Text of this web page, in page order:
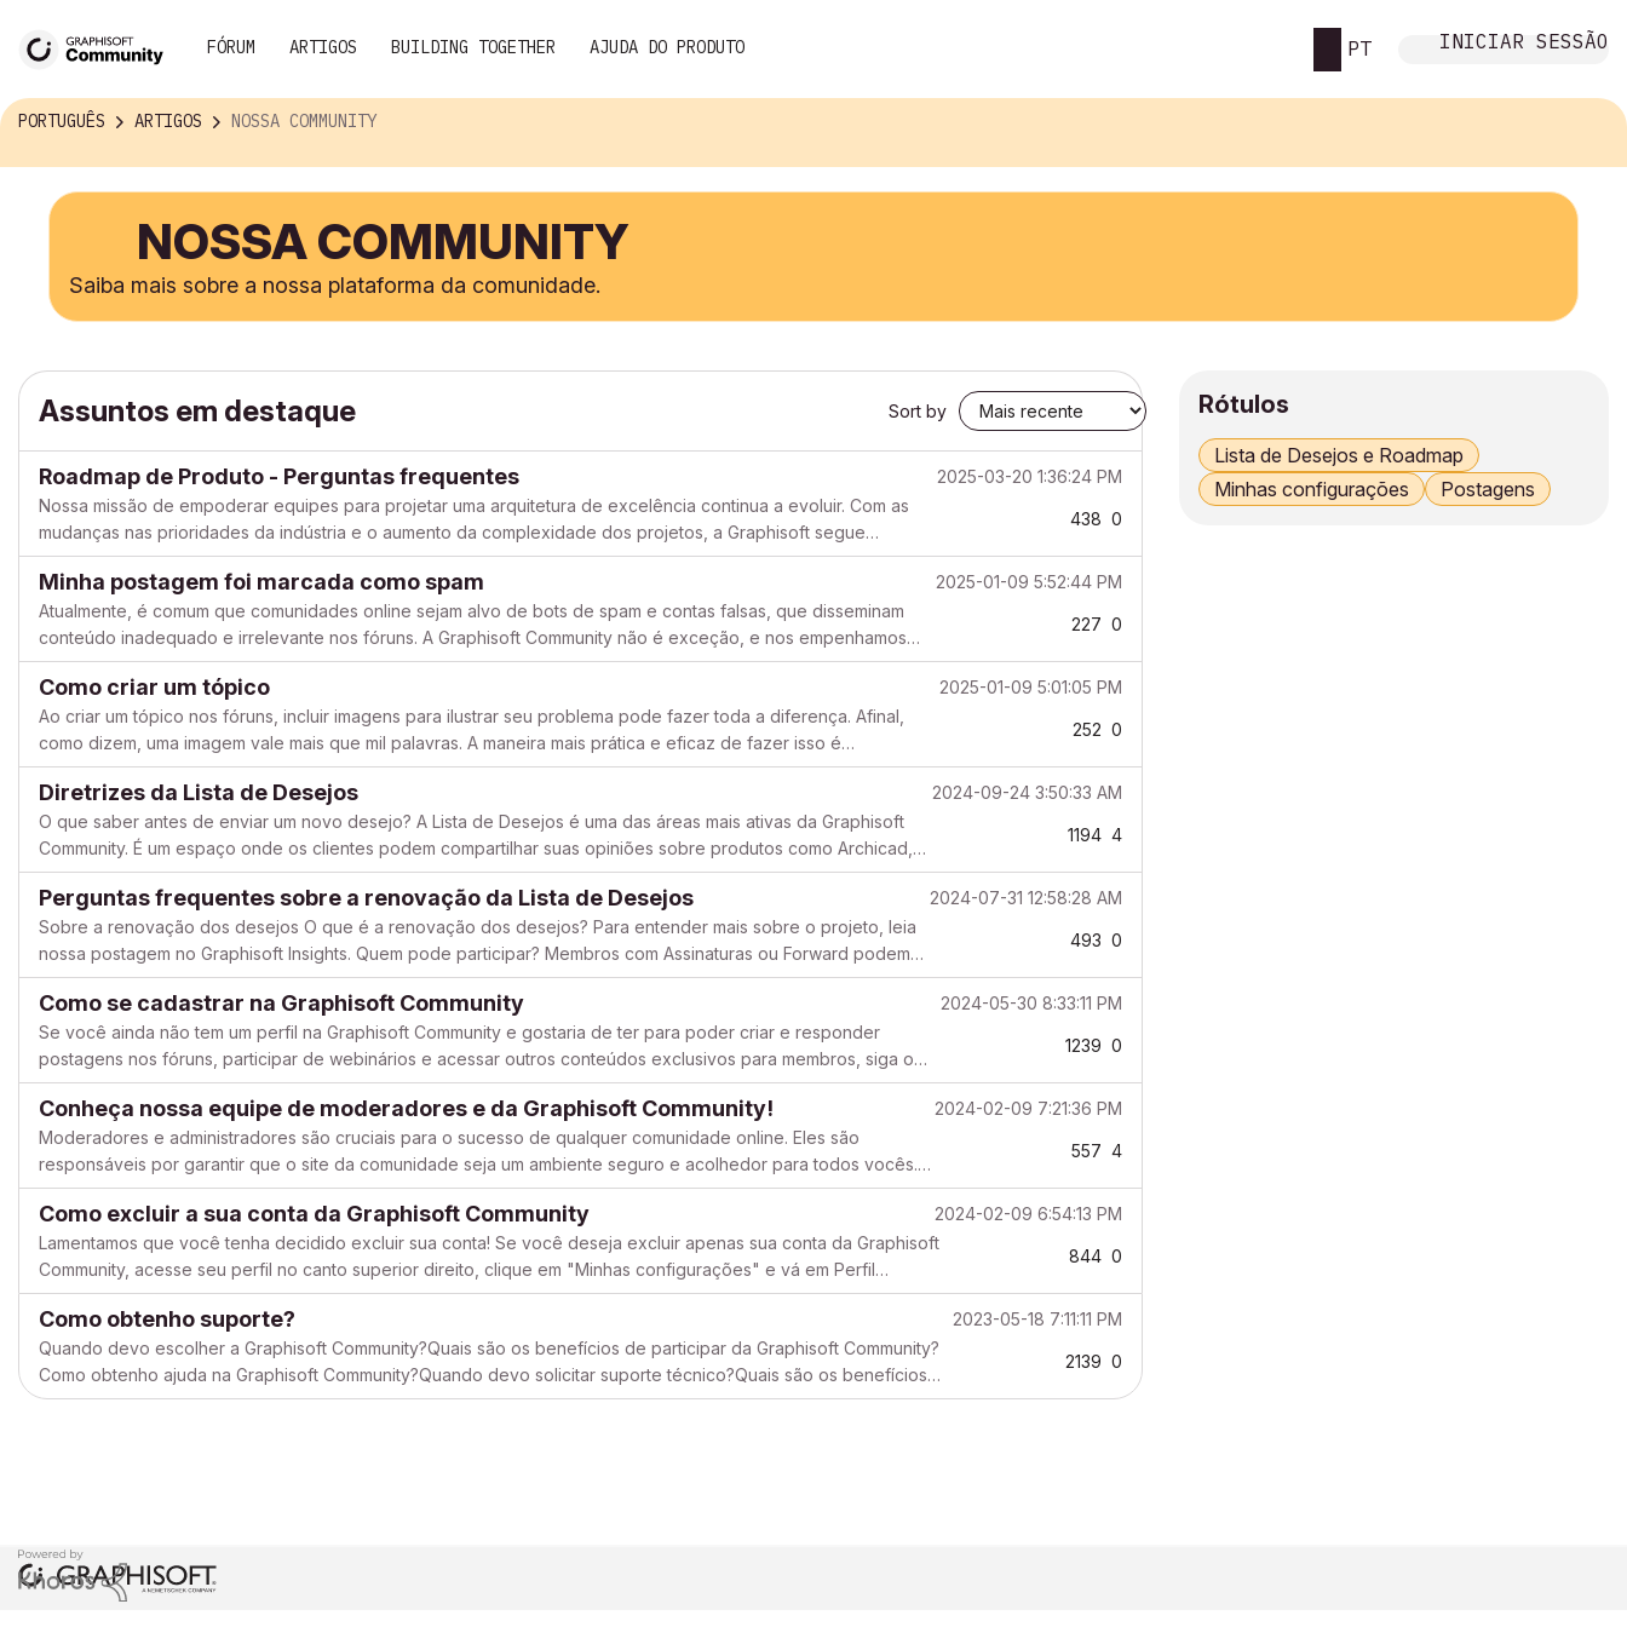
FÓRUM ARTIGOS BUILDING TOGETHER AJUDA DO PRODUTO PT INICIAR SESSÃO
PORTUGUÊS ARTIGOS NOSSA COMMUNITY
NOSSA COMMUNITY
Saiba mais sobre a nossa plataforma da comunidade.
Assuntos em destaque Sort by
Roadmap de Produto - Perguntas frequentes
2025-03-20 1:36:24 PM
Nossa missão de empoderar equipes para projetar uma arquitetura de excelência continua a evoluir. Com as
mudanças nas prioridades da indústria e o aumento da complexidade dos projetos, a Graphisoft segue
inovando para atender às suas necessidades em constante crescimento, ma...
438 0
Minha postagem foi marcada como spam
2025-01-09 5:52:44 PM
Atualmente, é comum que comunidades online sejam alvo de bots de spam e contas falsas, que disseminam
conteúdo inadequado e irrelevante nos fóruns. A Graphisoft Community não é exceção, e nos empenhamos
diariamente para evitar que essas ações indesejadas aconteçam em nosso f...
227 0
Como criar um tópico
2025-01-09 5:01:05 PM
Ao criar um tópico nos fóruns, incluir imagens para ilustrar seu problema pode fazer toda a diferença. Afinal,
como dizem, uma imagem vale mais que mil palavras. A maneira mais prática e eficaz de fazer isso é
simplesmente arrastar e soltar diretamente na janela de texto. Is...
252 0
Diretrizes da Lista de Desejos
2024-09-24 3:50:33 AM
O que saber antes de enviar um novo desejo? A Lista de Desejos é uma das áreas mais ativas da Graphisoft
Community. É um espaço onde os clientes podem compartilhar suas opiniões sobre produtos como Archicad,
BIMcloud, BIMx ou DDScad, enviando ideias que podem melhorar a expe...
1194 4
Perguntas frequentes sobre a renovação da Lista de Desejos
2024-07-31 12:58:28 AM
Sobre a renovação dos desejos O que é a renovação dos desejos? Para entender mais sobre o projeto, leia
nossa postagem no Graphisoft Insights. Quem pode participar? Membros com Assinaturas ou Forward podem
votar em todos os desejos existentes ou adicionar novos desejos à Com...
493 0
Como se cadastrar na Graphisoft Community
2024-05-30 8:33:11 PM
Se você ainda não tem um perfil na Graphisoft Community e gostaria de ter para poder criar e responder
postagens nos fóruns, participar de webinários e acessar outros conteúdos exclusivos para membros, siga o
passo a passo abaixo e faça o seu cadastro. 1. Acesse a Graphisoft...
1239 0
Conheça nossa equipe de moderadores e da Graphisoft Community!
2024-02-09 7:21:36 PM
Moderadores e administradores são cruciais para o sucesso de qualquer comunidade online. Eles são
responsáveis por garantir que o site da comunidade seja um ambiente seguro e acolhedor para todos vocês.
Na Graphisoft Community, os moderadores e a equipe da Community têm a ta...
557 4
Como excluir a sua conta da Graphisoft Community
2024-02-09 6:54:13 PM
Lamentamos que você tenha decidido excluir sua conta! Se você deseja excluir apenas sua conta da Graphisoft
Community, acesse seu perfil no canto superior direito, clique em "Minhas configurações" e vá em Perfil
Pessoal > Excluir conta. O que acontece quando você exclui sua ...
844 0
Como obtenho suporte?
2023-05-18 7:11:11 PM
Quando devo escolher a Graphisoft Community?Quais são os benefícios de participar da Graphisoft Community?
Como obtenho ajuda na Graphisoft Community?Quando devo solicitar suporte técnico?Quais são os benefícios
de entrar em contato com o suporte técnico?Como obtenho suporte ...
2139 0
Rótulos
Lista de Desejos e Roadmap
Minhas configurações
Postagens